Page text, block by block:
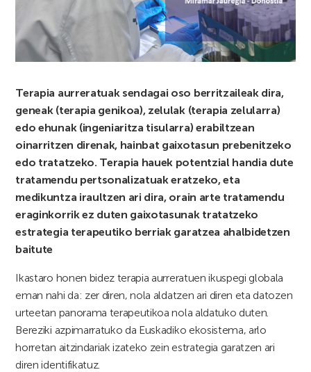
Terapia aurreratuak sendagai oso berritzaileak dira,
geneak (terapia genikoa), zelulak (terapia zelularra)
edo ehunak (ingeniaritza tisularra) erabiltzean
oinarritzen direnak, hainbat gaixotasun prebenitzeko
edo tratatzeko. Terapia hauek potentzial handia dute
tratamendu pertsonalizatuak eratzeko, eta
medikuntza iraultzen ari dira, orain arte tratamendu
eraginkorrik ez duten gaixotasunak tratatzeko
estrategia terapeutiko berriak garatzea ahalbidetzen
baitute
Ikastaro honen bidez terapia aurreratuen ikuspegi globala
eman nahi da: zer diren, nola aldatzen ari diren eta datozen
urteetan panorama terapeutikoa nola aldatuko duten.
Bereziki azpimarratuko da Euskadiko ekosistema, arlo
horretan aitzindariak izateko zein estrategia garatzen ari
diren identifikatuz.